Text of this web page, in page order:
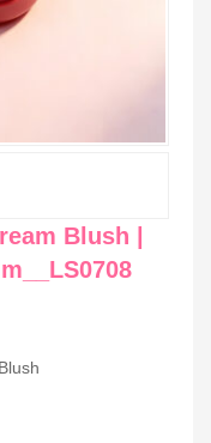
Blush |